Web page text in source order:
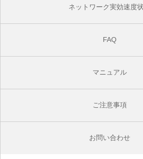
ネットワーク実効速度
FAQ
マニュアル
ご注意事項
お問い合わせ